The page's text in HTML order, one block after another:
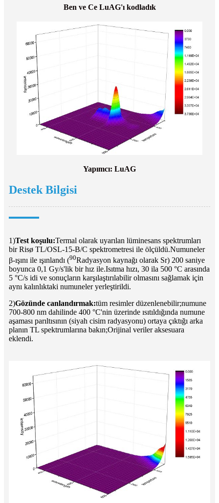
Ben ve Ce LuAG'ı kodladık
Yapımcı: LuAG
Destek Bilgisi
1)Test koşulu:Termal olarak uyarılan lüminesans spektrumları
bir Risø TL/OSL-15-B/C spektrometresi ile ölçüldü.Numuneler
β-ışını ile ışınlandı (90Radyasyon kaynağı olarak Sr) 200 saniye
boyunca 0,1 Gy/s'lik bir hız ile.Isıtma hızı, 30 ila 500 °C arasında
5 °C/s idi ve sonuçların karşılaştırılabilir olmasını sağlamak için
aynı kalınlıktaki numuneler yerleştirildi.
2)Gözünde canlandırmak:tüm resimler düzenlenebilir;numune
700-800 nm dahilinde 400 °C'nin üzerinde ısıtıldığında numune
aşaması parıltısının (siyah cisim radyasyonu) ortaya çıktığı arka
planın TL spektrumlarına bakın;Orijinal veriler aksesuara
eklendi.